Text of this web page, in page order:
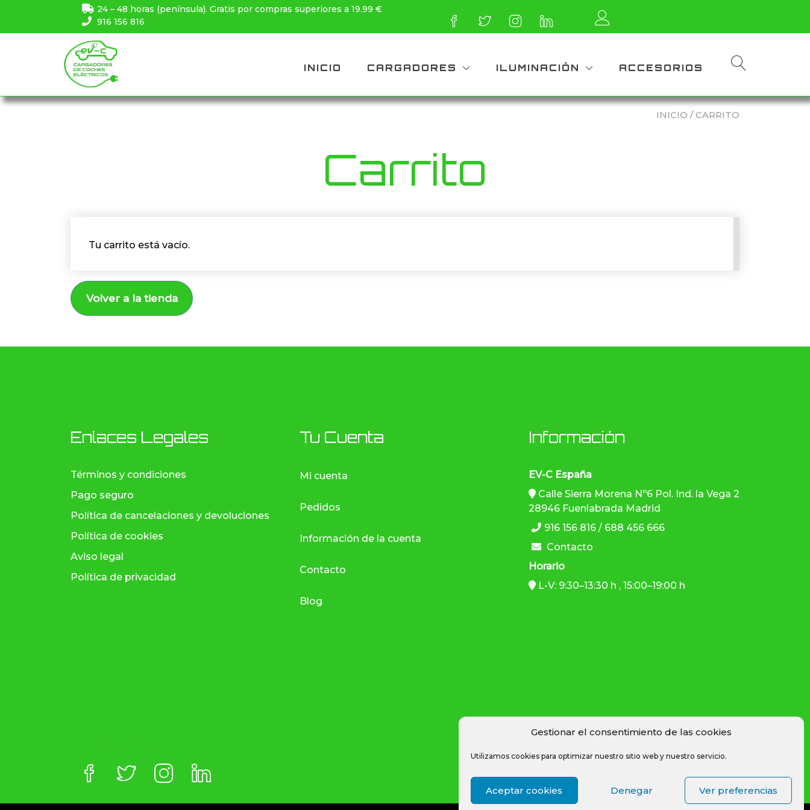
Gestionar el consentimiento de las cookies
Utilizamos cookies para optimizar nuestro sitio web y nuestro servicio.
Aceptar cookies Denegar Ver preferencias
24 – 48 horas (península). Gratis por compras superiores a 19.99 €
916 156 816
INICIO CARGADORES ILUMINACIÓN ACCESORIOS
INICIO / CARRITO
Carrito
Tu carrito está vacío.
Volver a la tienda
Enlaces Legales
Términos y condiciones
Pago seguro
Política de cancelaciones y devoluciones
Política de cookies
Aviso legal
Política de privacidad
Tu Cuenta
Mi cuenta
Pedidos
Información de la cuenta
Contacto
Blog
Información
EV-C España
Calle Sierra Morena Nº6 Pol. Ind. la Vega 2
28946 Fuenlabrada Madrid
916 156 816 / 688 456 666
Contacto
Horario
L-V: 9:30–13:30 h , 15:00–19:00 h